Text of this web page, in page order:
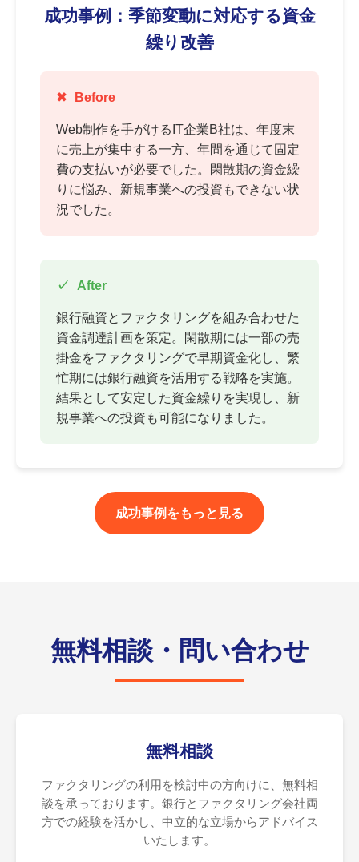
成功事例：季節変動に対応する資金
繰り改善
Before
Web制作を手がけるIT企業B社は、年度末
に売上が集中する一方、年間を通じて固定
費の支払いが必要でした。閑散期の資金繰
りに悩み、新規事業への投資もできない状
況でした。
After
銀行融資とファクタリングを組み合わせた
資金調達計画を策定。閑散期には一部の売
掛金をファクタリングで早期資金化し、繁
忙期には銀行融資を活用する戦略を実施。
結果として安定した資金繰りを実現し、新
規事業への投資も可能になりました。
成功事例をもっと見る
無料相談・問い合わせ
無料相談
ファクタリングの利用を検討中の方向けに、無料相
談を承っております。銀行とファクタリング会社両
方での経験を活かし、中立的な立場からアドバイス
いたします。